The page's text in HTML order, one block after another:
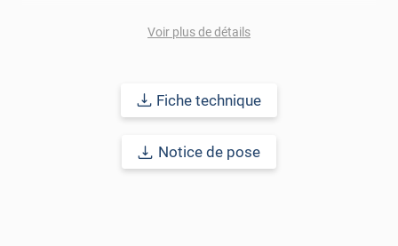
cet adhésif vous promet unedurabilité longue
Voir plus de détails
Fiche technique
Notice de pose